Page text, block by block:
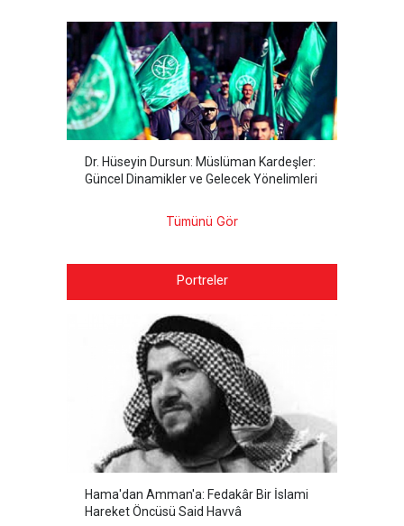
Dr. Hüseyin Dursun: Müslüman Kardeşler:
Güncel Dinamikler ve Gelecek Yönelimleri
Tümünü Gör
Portreler
Hama'dan Amman'a: Fedakâr Bir İslami
Hareket Öncüsü Said Havvâ